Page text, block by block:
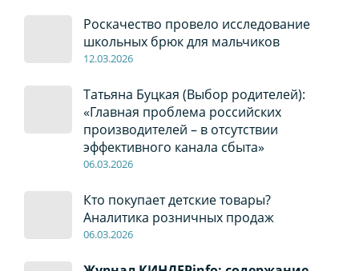
Роскачество провело исследование
школьных брюк для мальчиков
12.03.2026
Татьяна Буцкая (Выбор родителей):
«Главная проблема российских
производителей – в отсутствии
эффективного канала сбыта»
06.03.2026
Кто покупает детские товары?
Аналитика розничных продаж
06.03.2026